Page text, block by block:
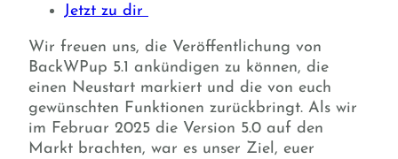
Jetzt zu dir
Wir freuen uns, die Veröffentlichung von
BackWPup 5.1 ankündigen zu können, die
einen Neustart markiert und die von euch
gewünschten Funktionen zurückbringt. Als wir
im Februar 2025 die Version 5.0 auf den
Markt brachten, war es unser Ziel, euer